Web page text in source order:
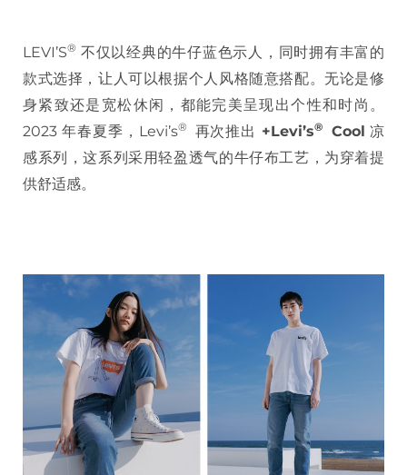
LEVI’S®️ 不仅以经典的牛仔蓝色示人，同时拥有丰富的
款式选择，让人可以根据个人风格随意搭配。无论是修
身紧致还是宽松休闲，都能完美呈现出个性和时尚。
2023 年春夏季，Levi’s®️ 再次推出 +Levi’s®️ Cool 凉
感系列，这系列采用轻盈透气的牛仔布工艺，为穿着提
供舒适感。